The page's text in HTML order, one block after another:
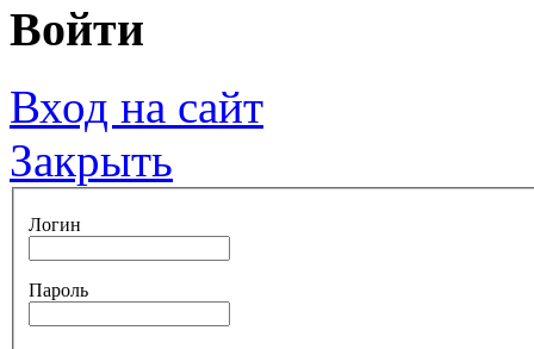
Войти
Вход на сайт
Закрыть
Логин
Пароль